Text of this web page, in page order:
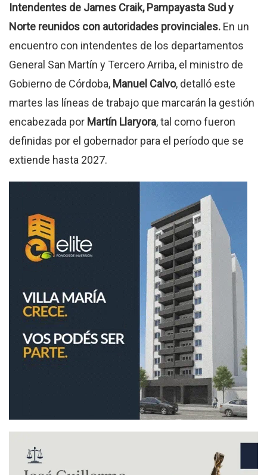
Intendentes de James Craik, Pampayasta Sud y
Norte reunidos con autoridades provinciales. En un
encuentro con intendentes de los departamentos
General San Martín y Tercero Arriba, el ministro de
Gobierno de Córdoba, Manuel Calvo, detalló este
martes las líneas de trabajo que marcarán la gestión
encabezada por Martín Llaryora, tal como fueron
definidas por el gobernador para el período que se
extiende hasta 2027.